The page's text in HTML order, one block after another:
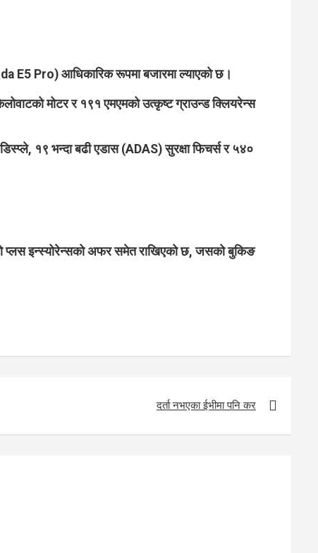
E5 Pro) आधिकारिक रूपमा बजारमा ल्याएको छ।
मोटर र १९१ एमएमको उत्कृष्ट ग्राउन्ड क्लियरेन्स
१९ भन्दा बढी एडास (ADAS) सुरक्षा फिचर्स र ५४०
प्लस इन्स्योरेन्सको अफर समेत राखिएको छ, जसको बुकिङ
दर्ता नभएका ईभीमा पनि कर